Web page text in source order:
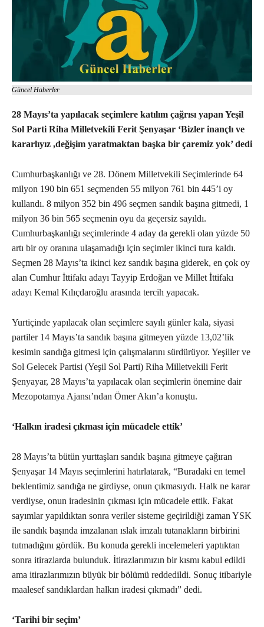
Güncel Haberler
28 Mayıs’ta yapılacak seçimlere katılım çağrısı yapan Yeşil
Sol Parti Riha Milletvekili Ferit Şenyaşar ‘Bizler inançlı ve
kararlıyız ,değişim yaratmaktan başka bir çaremiz yok’ dedi
Cumhurbaşkanlığı ve 28. Dönem Milletvekili Seçimlerinde 64
milyon 190 bin 651 seçmenden 55 milyon 761 bin 445’i oy
kullandı. 8 milyon 352 bin 496 seçmen sandık başına gitmedi, 1
milyon 36 bin 565 seçmenin oyu da geçersiz sayıldı.
Cumhurbaşkanlığı seçimlerinde 4 aday da gerekli olan yüzde 50
artı bir oy oranına ulaşamadığı için seçimler ikinci tura kaldı.
Seçmen 28 Mayıs’ta ikinci kez sandık başına giderek, en çok oy
alan Cumhur İttifakı adayı Tayyip Erdoğan ve Millet İttifakı
adayı Kemal Kılıçdaroğlu arasında tercih yapacak.
Yurtiçinde yapılacak olan seçimlere sayılı günler kala, siyasi
partiler 14 Mayıs’ta sandık başına gitmeyen yüzde 13,02’lik
kesimin sandığa gitmesi için çalışmalarını sürdürüyor. Yeşiller ve
Sol Gelecek Partisi (Yeşil Sol Parti) Riha Milletvekili Ferit
Şenyayar, 28 Mayıs’ta yapılacak olan seçimlerin önemine dair
Mezopotamya Ajansı’ndan Ömer Akın’a konuştu.
‘Halkın iradesi çıkması için mücadele ettik’
28 Mayıs’ta bütün yurttaşları sandık başına gitmeye çağıran
Şenyaşar 14 Mayıs seçimlerini hatırlatarak, “Buradaki en temel
beklentimiz sandığa ne girdiyse, onun çıkmasıydı. Halk ne karar
verdiyse, onun iradesinin çıkması için mücadele ettik. Fakat
sayımlar yapıldıktan sonra veriler sisteme geçirildiği zaman YSK
ile sandık başında imzalanan ıslak imzalı tutanakların birbirini
tutmadığını gördük. Bu konuda gerekli incelemeleri yaptıktan
sonra itirazlarda bulunduk. İtirazlarımızın bir kısmı kabul edildi
ama itirazlarımızın büyük bir bölümü reddedildi. Sonuç itibariyle
maalesef sandıklardan halkın iradesi çıkmadı” dedi.
‘Tarihi bir seçim’